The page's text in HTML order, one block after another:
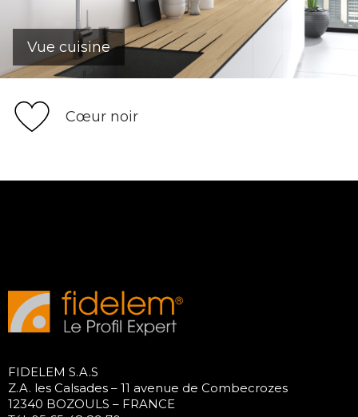
Vue cuisine
Cœur noir
FIDELEM S.A.S
Z.A. les Calsades – 11 avenue de Combecrozes
12340 BOZOULS – FRANCE